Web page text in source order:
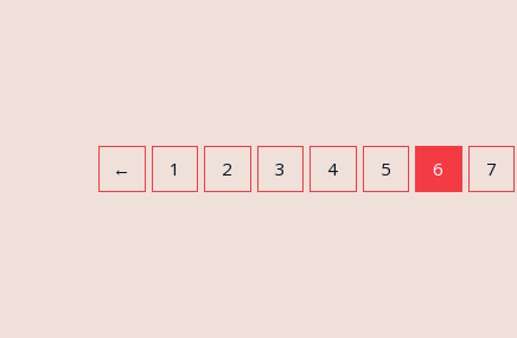
← 1 2 3 4 5 6 7